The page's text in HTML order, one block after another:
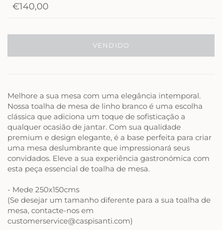
€140,00
VENDIDO
Melhore a sua mesa com uma elegância intemporal.
Nossa toalha de mesa de linho branco é uma escolha
clássica que adiciona um toque de sofisticação a
qualquer ocasião de jantar. Com sua qualidade
premium e design elegante, é a base perfeita para criar
uma mesa deslumbrante que impressionará seus
convidados. Eleve a sua experiência gastronómica com
esta peça essencial de toalha de mesa.
- Mede 250x150cms
(Se desejar um tamanho diferente para a sua toalha de
mesa, contacte-nos em
customerservice@caspisanti.com)